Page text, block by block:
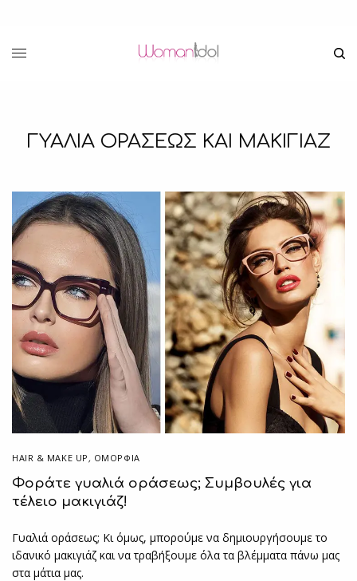
ΓΥΑΛΙΑ ΟΡΑΣΕΩΣ ΚΑΙ ΜΑΚΙΓΙΑΖ
HAIR & MAKE UP , ΟΜΟΡΦΙΑ
Φοράτε γυαλιά οράσεως; Συμβουλές για
τέλειο μακιγιάζ!
Γυαλιά οράσεως; Κι όμως, μπορούμε να δημιουργήσουμε το
ιδανικό μακιγιάζ και να τραβήξουμε όλα τα βλέμματα πάνω μας
στα μάτια μας.